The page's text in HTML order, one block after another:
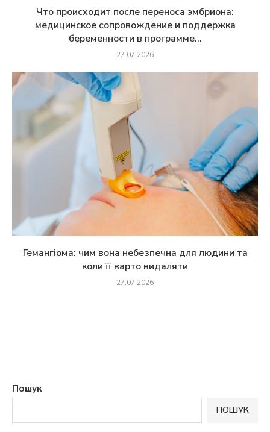
Что происходит после переноса эмбриона:
медицинское сопровождение и поддержка
беременности в программе...
27.07.2026
Гемангіома: чим вона небезпечна для людини та
коли її варто видаляти
27.07.2026
Пошук
ПОШУК